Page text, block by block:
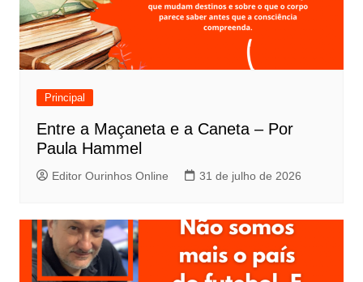
Principal
Entre a Maçaneta e a Caneta – Por
Paula Hammel
Editor Ourinhos Online 31 de julho de 2026